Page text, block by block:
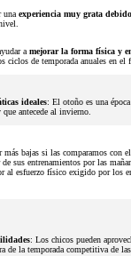
una experiencia muy grata
a mejorar la forma física y
ciclos de temporada anuales en el
ideales: El otoño es una
antecede al invierno.
más bajas si las comparamos con
sus entrenamientos por las
al esfuerzo físico exigido por los
: Los chicos pueden
de la temporada competitiva de